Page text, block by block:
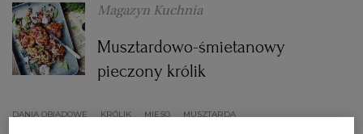
OBIADY
HALLOWEEN
KUCHNIE ŚWIATA
Magazyn Kuchnia
Musztardowo-śmietanowy
pieczony królik
DANIA OBIADOWE KRÓLIK MIĘSO MUSZTARDA